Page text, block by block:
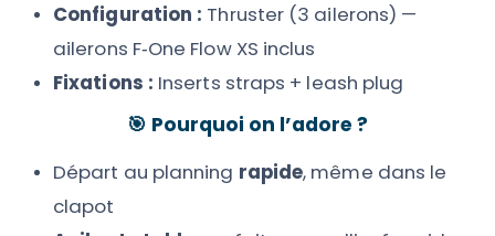
Configuration : Thruster (3 ailerons) —
ailerons F‑One Flow XS inclus
Fixations : Inserts straps + leash plug
🎯 Pourquoi on l’adore ?
Départ au planning rapide, même dans le
clapot